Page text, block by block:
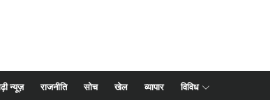
न्यूज़ राजनीति सोच खेल व्यापार विविध